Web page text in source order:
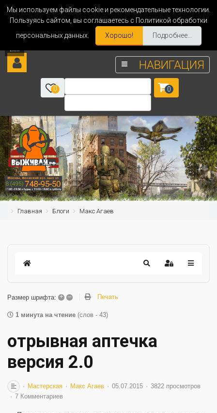
Мы используем файлы cookie и рекомендательные технологии.
Пользуясь сайтом, вы соглашаетесь с Политикой обработки
персональных данных.
Хорошо! Подробнее...
НАВИГАЦИЯ
0 0
Главная Блоги Макс Агаев
Размер шрифта: + – Печать
1 минута на чтение (слов - 43)
отрывная аптечка
версия 2.0
Мастерская Макс Агаев 05.07.2015
3822 просмотров
7 Комментариев